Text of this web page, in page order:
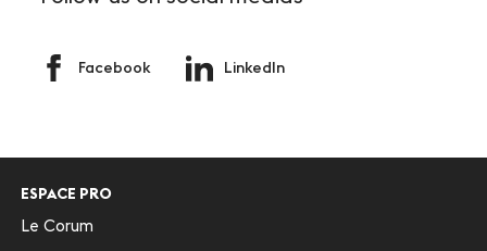
Facebook LinkedIn
ESPACE PRO
Le Corum